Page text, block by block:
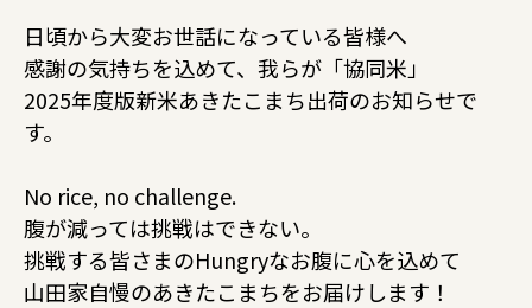
日頃から大変お世話になっている皆様へ
感謝の気持ちを込めて、我らが「協同米」
2025年度版新米あきたこまち出荷のお知らせで
す。
No rice, no challenge.
腹が減っては挑戦はできない。
挑戦する皆さまのHungryなお腹に心を込めて
山田家自慢のあきたこまちをお届けします！